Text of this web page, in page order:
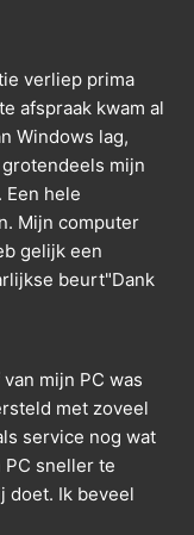
verliep prima
afspraak kwam al
Windows lag,
mijn
Een hele
Mijn computer
gelijk een
beurt"Dank
mijn PC was
met zoveel
service nog wat
sneller te
doet. Ik beveel